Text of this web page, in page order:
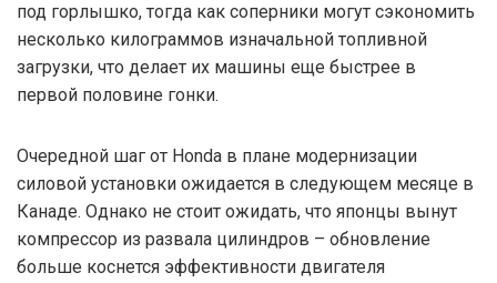
под горлышко, тогда как соперники могут сэкономить
несколько килограммов изначальной топливной
загрузки, что делает их машины еще быстрее в
первой половине гонки.
Очередной шаг от Honda в плане модернизации
силовой установки ожидается в следующем месяце в
Канаде. Однако не стоит ожидать, что японцы вынут
компрессор из развала цилиндров – обновление
больше коснется эффективности двигателя